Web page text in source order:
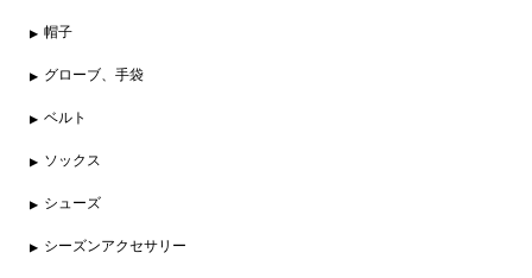
帽子
グローブ、手袋
ベルト
ソックス
シューズ
シーズンアクセサリー